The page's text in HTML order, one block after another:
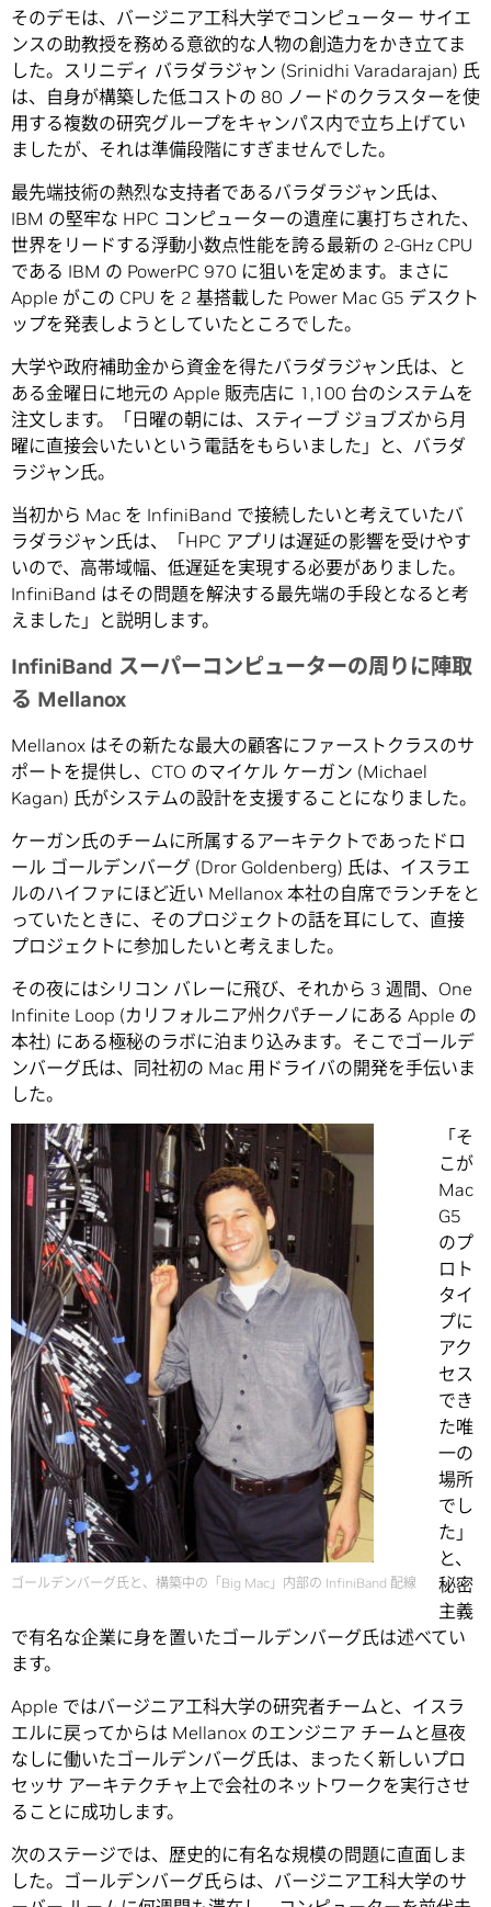
そのデモは、バージニア工科大学でコンピューター サイエ
ンスの助教授を務める意欲的な人物の創造力をかき立てま
した。スリニディ バラダラジャン (Srinidhi Varadarajan) 氏
は、自身が構築した低コストの 80 ノードのクラスターを使
用する複数の研究グループをキャンパス内で立ち上げてい
ましたが、それは準備段階にすぎませんでした。
最先端技術の熱烈な支持者であるバラダラジャン氏は、
IBM の堅牢な HPC コンピューターの遺産に裏打ちされた、
世界をリードする浮動小数点性能を誇る最新の 2-GHz CPU
である IBM の PowerPC 970 に狙いを定めます。まさに
Apple がこの CPU を 2 基搭載した Power Mac G5 デスクト
ップを発表しようとしていたところでした。
大学や政府補助金から資金を得たバラダラジャン氏は、と
ある金曜日に地元の Apple 販売店に 1,100 台のシステムを
注文します。「日曜の朝には、スティーブ ジョブズから月
曜に直接会いたいという電話をもらいました」と、バラダ
ラジャン氏。
当初から Mac を InfiniBand で接続したいと考えていたバ
ラダラジャン氏は、「HPC アプリは遅延の影響を受けやす
いので、高帯域幅、低遅延を実現する必要がありました。
InfiniBand はその問題を解決する最先端の手段となると考
えました」と説明します。
InfiniBand スーパーコンピューターの周りに陣取
る Mellanox
Mellanox はその新たな最大の顧客にファーストクラスのサ
ポートを提供し、CTO のマイケル ケーガン (Michael
Kagan) 氏がシステムの設計を支援することになりました。
ケーガン氏のチームに所属するアーキテクトであったドロ
ール ゴールデンバーグ (Dror Goldenberg) 氏は、イスラエ
ルのハイファにほど近い Mellanox 本社の自席でランチをと
っていたときに、そのプロジェクトの話を耳にして、直接
プロジェクトに参加したいと考えました。
その夜にはシリコン バレーに飛び、それから 3 週間、One
Infinite Loop (カリフォルニア州クパチーノにある Apple の
本社) にある極秘のラボに泊まり込みます。そこでゴールデ
ンバーグ氏は、同社初の Mac 用ドライバの開発を手伝いま
した。
ゴールデンバーグ氏と、構築中の「Big Mac」内部の InfiniBand 配線
「そ
こが
Mac
G5
のプ
ロト
タイ
プに
アク
セス
でき
た唯
一の
場所
でし
た」
と、
秘密
主義
で有名な企業に身を置いたゴールデンバーグ氏は述べてい
ます。
Apple ではバージニア工科大学の研究者チームと、イスラ
エルに戻ってからは Mellanox のエンジニア チームと昼夜
なしに働いたゴールデンバーグ氏は、まったく新しいプロ
セッサ アーキテクチャ上で会社のネットワークを実行させ
ることに成功します。
次のステージでは、歴史的に有名な規模の問題に直面しま
した。ゴールデンバーグ氏らは、バージニア工科大学のサ